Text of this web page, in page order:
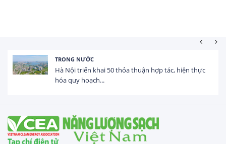
TRONG NƯỚC
Hà Nội triển khai 50 thỏa thuận hợp tác, hiện thực
hóa quy hoạch...